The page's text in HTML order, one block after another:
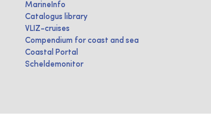
MarineInfo
Catalogus library
VLIZ-cruises
Compendium for coast and sea
Coastal Portal
Scheldemonitor